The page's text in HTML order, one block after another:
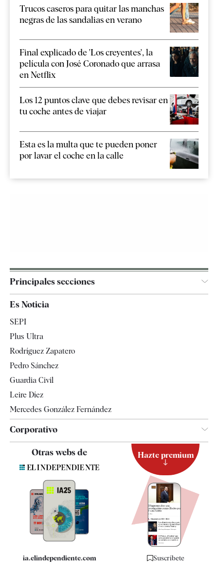
Trucos caseros para quitar las manchas
negras de las sandalias en verano
Final explicado de 'Los creyentes', la
película con José Coronado que arrasa
en Netflix
Los 12 puntos clave que debes revisar en
tu coche antes de viajar
Esta es la multa que te pueden poner
por lavar el coche en la calle
Principales secciones
Televisión
Es Noticia
SEPI
Plus Ultra
Rodríguez Zapatero
Pedro Sánchez
Guardia Civil
Leire Díez
Mercedes González Fernández
Corporativo
Quiénes somos
Especificaciones
Otras webs de
ia.elindependiente.com
Hazte premium
Suscríbete